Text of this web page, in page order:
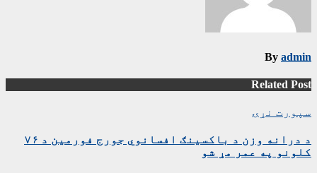
By admin
Related Post
سپورت نړۍ
د درانه وزن د باکسینګ افسانوي جورج فورمین د ۷۶
کلونو په عمر مړ شو